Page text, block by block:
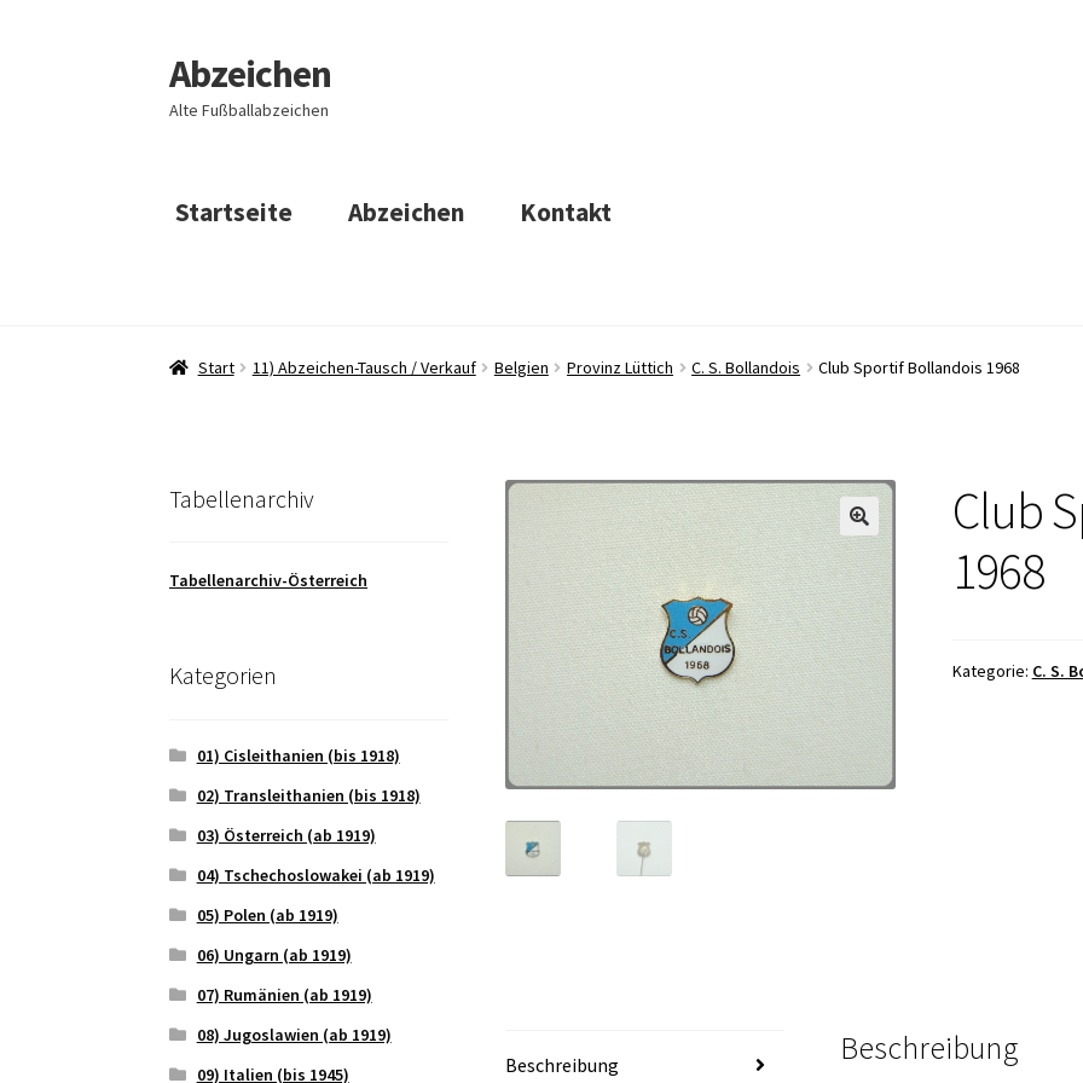
Zur
Navigation
springen
Zum
Inhalt
springen
Abzeichen
Alte Fußballabzeichen
Startseite Abzeichen Kontakt
Start 11) Abzeichen-Tausch / Verkauf Belgien Provinz Lüttich C. S. Bollandois Club Sportif Bollandois 1968
Club
1968
Kategorie: C. S.
Beschreibung Beschreibung
Tabellenarchiv
Tabellenarchiv-Österreich
Kategorien
01) Cisleithanien (bis 1918)
02) Transleithanien (bis 1918)
03) Österreich (ab 1919)
04) Tschechoslowakei (ab 1919)
05) Polen (ab 1919)
06) Ungarn (ab 1919)
07) Rumänien (ab 1919)
08) Jugoslawien (ab 1919)
09) Italien (bis 1945)